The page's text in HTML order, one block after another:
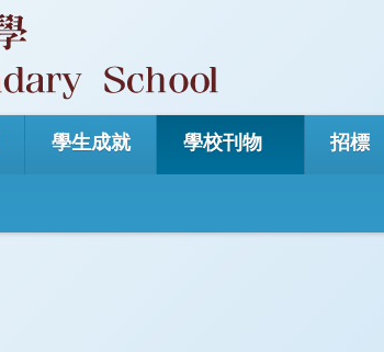
學生成就 學校刊物 招標